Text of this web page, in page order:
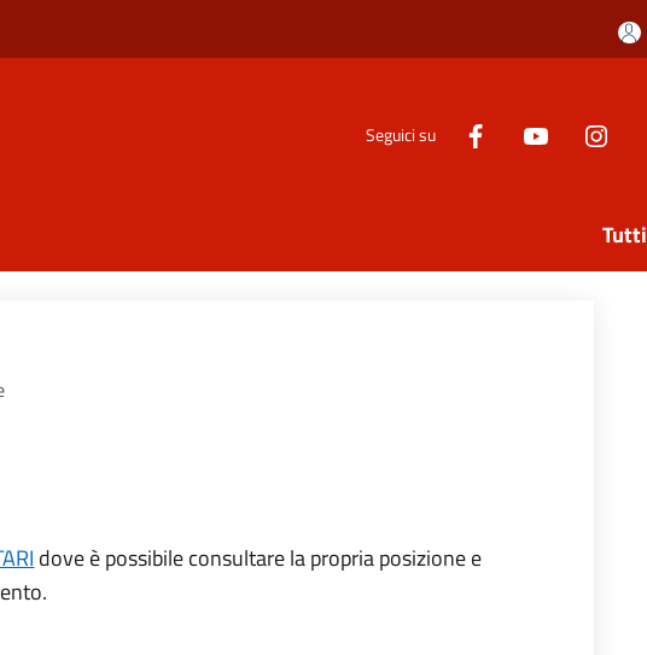
Seguici su
dove è possibile consultare la propria posizione e